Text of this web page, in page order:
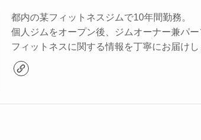
都内の某フィットネスジムで10年間勤務。
個人ジムをオープン後、ジムオーナー兼パ
フィットネスに関する情報を丁寧にお届けし